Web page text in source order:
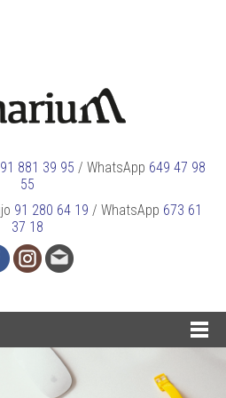
91 881 39 95 / WhatsApp 649 47 98
55
91 280 64 19 / WhatsApp 673 61
37 18